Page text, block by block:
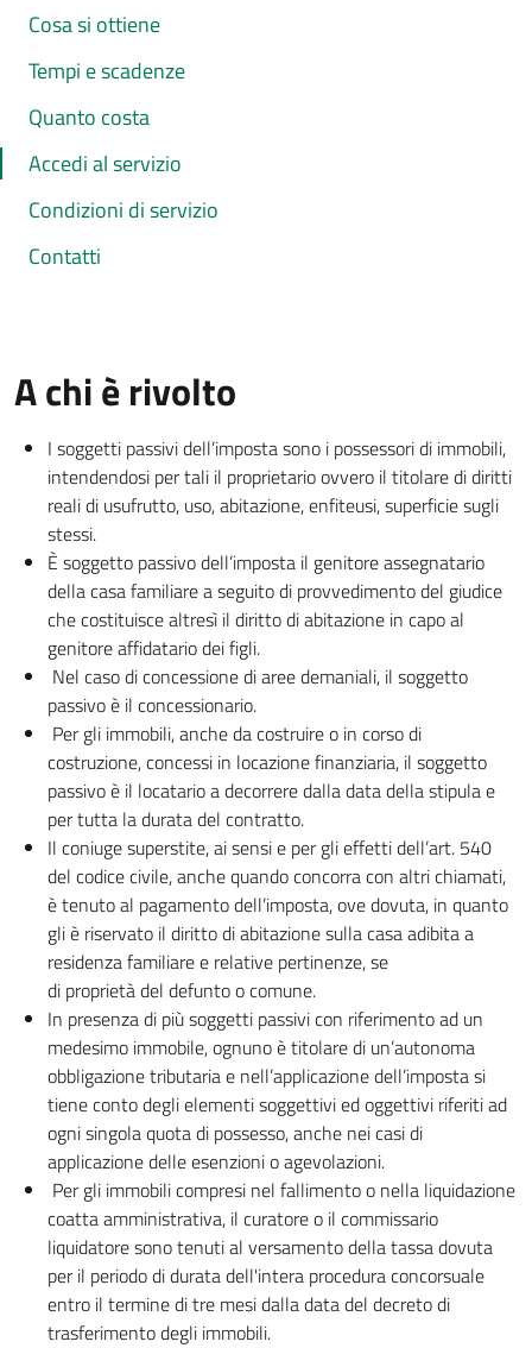
Cosa si ottiene
Tempi e scadenze
Quanto costa
Accedi al servizio
Condizioni di servizio
Contatti
A chi è rivolto
I soggetti passivi dell’imposta sono i possessori di immobili,
intendendosi per tali il proprietario ovvero il titolare di diritti
reali di usufrutto, uso, abitazione, enfiteusi, superficie sugli
stessi.
È soggetto passivo dell’imposta il genitore assegnatario
della casa familiare a seguito di provvedimento del giudice
che costituisce altresì il diritto di abitazione in capo al
genitore affidatario dei figli.
Nel caso di concessione di aree demaniali, il soggetto
passivo è il concessionario.
Per gli immobili, anche da costruire o in corso di
costruzione, concessi in locazione finanziaria, il soggetto
passivo è il locatario a decorrere dalla data della stipula e
per tutta la durata del contratto.
Il coniuge superstite, ai sensi e per gli effetti dell’art. 540
del codice civile, anche quando concorra con altri chiamati,
è tenuto al pagamento dell’imposta, ove dovuta, in quanto
gli è riservato il diritto di abitazione sulla casa adibita a
residenza familiare e relative pertinenze, se
di proprietà del defunto o comune.
In presenza di più soggetti passivi con riferimento ad un
medesimo immobile, ognuno è titolare di un’autonoma
obbligazione tributaria e nell’applicazione dell’imposta si
tiene conto degli elementi soggettivi ed oggettivi riferiti ad
ogni singola quota di possesso, anche nei casi di
applicazione delle esenzioni o agevolazioni.
Per gli immobili compresi nel fallimento o nella liquidazione
coatta amministrativa, il curatore o il commissario
liquidatore sono tenuti al versamento della tassa dovuta
per il periodo di durata dell'intera procedura concorsuale
entro il termine di tre mesi dalla data del decreto di
trasferimento degli immobili.